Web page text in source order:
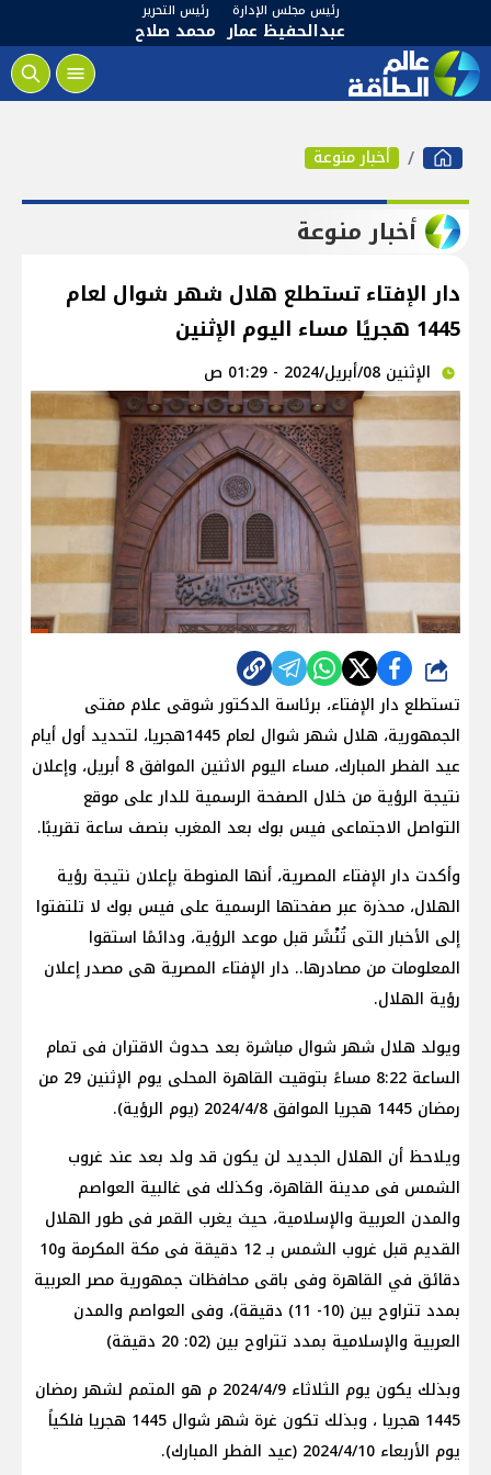
رئيس مجلس الإدارة
عبدالحفيظ عمار
رئيس التحرير
محمد صلاح
أخبار منوعة
أخبار منوعة
دار الإفتاء تستطلع هلال شهر شوال لعام
1445 هجريًا مساء اليوم الإثنين
الإثنين 08/أبريل/2024 - 01:29 ص
شارك
تستطلع دار الإفتاء، برئاسة الدكتور شوقى علام مفتى
الجمهورية، هلال شهر شوال لعام 1445هجريا، لتحديد أول أيام
عيد الفطر المبارك، مساء اليوم الاثنين الموافق 8 أبريل، وإعلان
نتيجة الرؤية من خلال الصفحة الرسمية للدار على موقع
التواصل الاجتماعى فيس بوك بعد المغرب بنصف ساعة تقريبًا.
وأكدت دار الإفتاء المصرية، أنها المنوطة بإعلان نتيجة رؤية
الهلال، محذرة عبر صفحتها الرسمية على فيس بوك لا تلتفتوا
إلى الأخبار التى تُنْشَر قبل موعد الرؤية، ودائمًا استقوا
المعلومات من مصادرها.. دار الإفتاء المصرية هى مصدر إعلان
رؤية الهلال.
ويولد هلال شهر شوال مباشرة بعد حدوث الاقتران فى تمام
الساعة 8:22 مساءً بتوقيت القاهرة المحلى يوم الإثنين 29 من
رمضان 1445 هجريا الموافق 2024/4/8 (يوم الرؤية).
ويلاحظ أن الهلال الجديد لن يكون قد ولد بعد عند غروب
الشمس فى مدينة القاهرة، وكذلك فى غالبية العواصم
والمدن العربية والإسلامية، حيث يغرب القمر فى طور الهلال
القديم قبل غروب الشمس بـ 12 دقيقة فى مكة المكرمة و10
دقائق في القاهرة وفى باقى محافظات جمهورية مصر العربية
بمدد تتراوح بين (10- 11) دقيقة)، وفى العواصم والمدن
العربية والإسلامية بمدد تتراوح بين (02: 20 دقيقة)
وبذلك يكون يوم الثلاثاء 2024/4/9 م هو المتمم لشهر رمضان
1445 هجريا ، وبذلك تكون غرة شهر شوال 1445 هجريا فلكياً
يوم الأربعاء 2024/4/10 (عيد الفطر المبارك).